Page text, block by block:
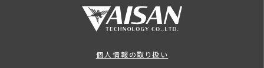
個人情報の取り扱い